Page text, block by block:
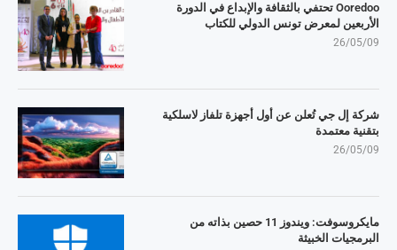
Ooredoo تحتفي بالثقافة والإبداع في الدورة
الأربعين لمعرض تونس الدولي للكتاب
26/05/09
شركة إل جي تُعلن عن أول أجهزة تلفاز لاسلكية
بتقنية معتمدة
26/05/09
مايكروسوفت: ويندوز 11 حصين بذاته من
البرمجيات الخبيثة